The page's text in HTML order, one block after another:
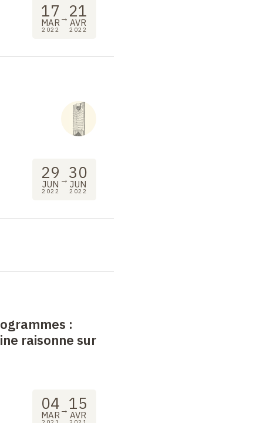
17
MAR
2022
→ 21
AVR
2022
29
JUN
2022
→ 30
JUN
2022
:
raisonne sur
04
MAR → 15
AVR